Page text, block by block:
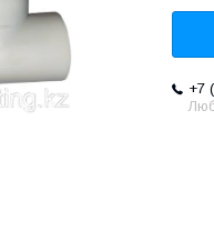
+7